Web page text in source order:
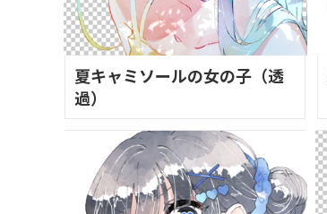
夏キャミソールの女の子（透
過）